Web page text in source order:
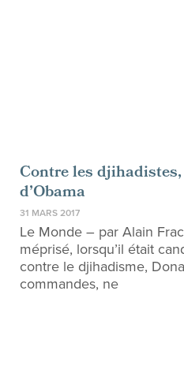
Contre les
d’Obama
31 MARS 2017
Le Monde – par Alain
méprisé, lorsqu’il était
contre le djihadisme,
commandes, ne